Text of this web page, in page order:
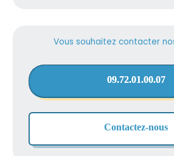
Vous souhaitez contacter
09.72.01.00.07
Contactez-nous